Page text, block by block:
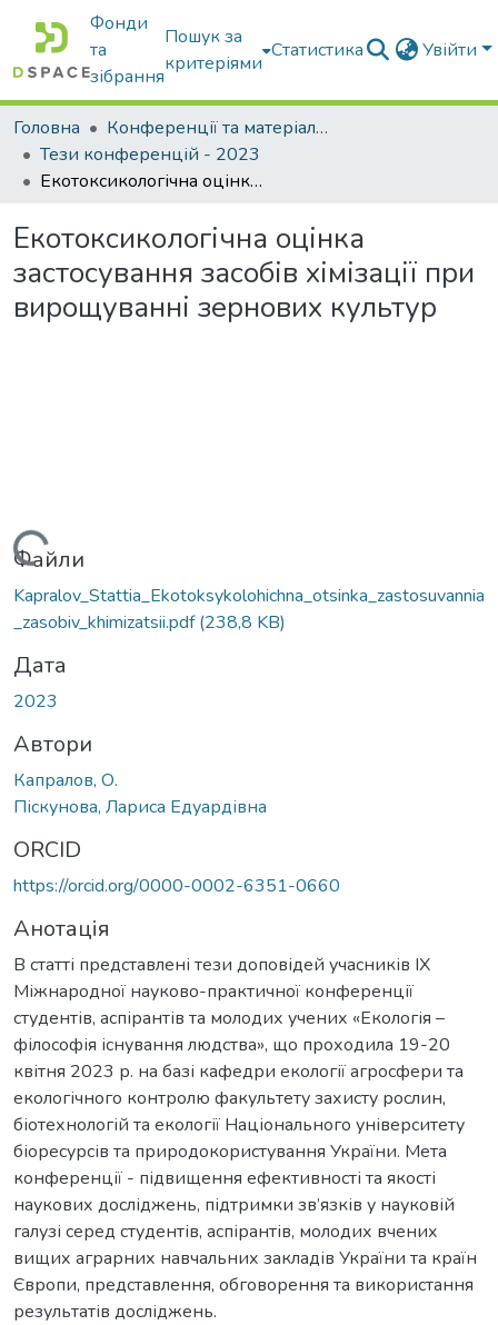
Фонди
та
зібрання
Пошук за
критеріями
Статистика Увійти
Головна
Конференції та матеріали конференцій
Тези конференцій - 2023
Екотоксикологічна оцінка застосування засобів хімізації при вирощуванні зернових культур
Екотоксикологічна оцінка
застосування засобів хімізації при
вирощуванні зернових культур
Вантажиться...
Файли
Kapralov_Stattia_Ekotoksykolohichna_otsinka_zastosuvannia
_zasobiv_khimizatsii.pdf(238,8 KB)
Дата
2023
Автори
Капралов, О.
Піскунова, Лариса Едуардівна
ORCID
https://orcid.org/0000-0002-6351-0660
Анотація
В статті представлені тези доповідей учасників ІХ
Міжнародної науково-практичної конференції
студентів, аспірантів та молодих учених «Екологія –
філософія існування людства», що проходила 19-20
квітня 2023 р. на базі кафедри екології агросфери та
екологічного контролю факультету захисту рослин,
біотехнологій та екології Національного університету
біоресурсів та природокористування України. Мета
конференції - підвищення ефективності та якості
наукових досліджень, підтримки зв’язків у науковій
галузі серед студентів, аспірантів, молодих вчених
вищих аграрних навчальних закладів України та країн
Європи, представлення, обговорення та використання
результатів досліджень.